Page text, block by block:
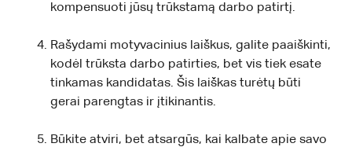
kompensuoti jūsų trūkstamą darbo patirtį.
Rašydami motyvacinius laiškus, galite paaiškinti,
kodėl trūksta darbo patirties, bet vis tiek esate
tinkamas kandidatas. Šis laiškas turėtų būti
gerai parengtas ir įtikinantis.
Būkite atviri, bet atsargūs, kai kalbate apie savo